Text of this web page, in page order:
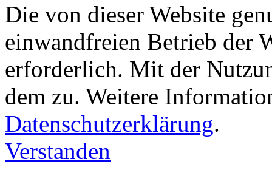
Die von dieser Website
einwandfreien Betrieb der
erforderlich. Mit der
dem zu. Weitere
Datenschutzerklärung.
Verstanden